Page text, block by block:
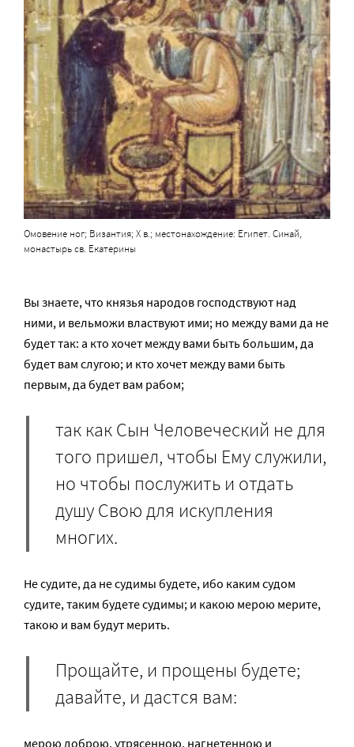
Омовение ног; Византия; X в.; местонахождение: Египет. Синай,
монастырь св. Екатерины
Вы знаете, что князья народов господствуют над
ними, и вельможи властвуют ими; но между вами да не
будет так: а кто хочет между вами быть большим, да
будет вам слугою; и кто хочет между вами быть
первым, да будет вам рабом;
так как Сын Человеческий не для
того пришел, чтобы Ему служили,
но чтобы послужить и отдать
душу Свою для искупления
многих.
Не судите, да не судимы будете, ибо каким судом
судите, таким будете судимы; и какою мерою мерите,
такою и вам будут мерить.
Прощайте, и прощены будете;
давайте, и дастся вам:
мерою доброю, утрясенною, нагнетенною и